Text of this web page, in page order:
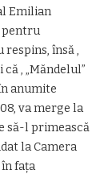
Emilian
pentru
însă ,
, „Măndelul”
anumite
va merge la
să-l primească
la Camera
fața